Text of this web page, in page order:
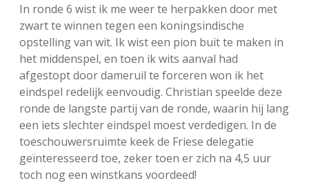
In ronde 6 wist ik me weer te herpakken door met
zwart te winnen tegen een koningsindische
opstelling van wit. Ik wist een pion buit te maken in
het middenspel, en toen ik wits aanval had
afgestopt door dameruil te forceren won ik het
eindspel redelijk eenvoudig. Christian speelde deze
ronde de langste partij van de ronde, waarin hij lang
een iets slechter eindspel moest verdedigen. In de
toeschouwersruimte keek de Friese delegatie
geïnteresseerd toe, zeker toen er zich na 4,5 uur
toch nog een winstkans voordeed!